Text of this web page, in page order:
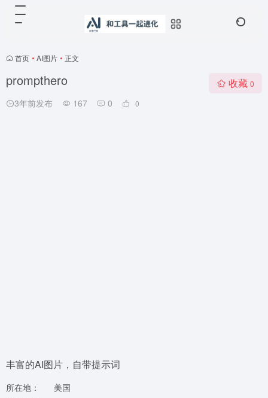
首页 • AI图片 • 正文
prompthero
3年前发布 167 0 0
收藏 0
丰富的AI图片，自带提示词
所在地：
美国